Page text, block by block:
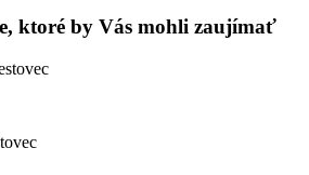
ktoré by Vás mohli zaujímať